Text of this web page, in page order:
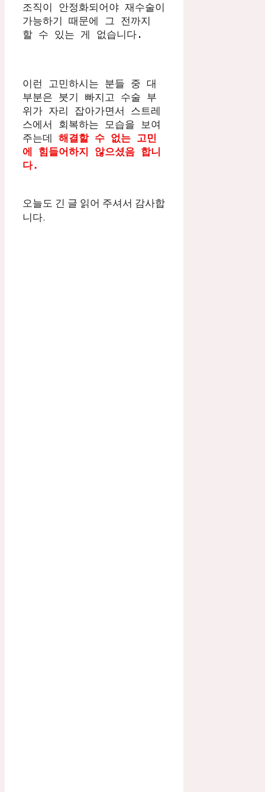
조직이 안정화되어야 재수술이
가능하기 때문에 그 전까지
할 수 있는 게 없습니다.
이런 고민하시는 분들 중 대
부분은 붓기 빠지고 수술 부
위가 자리 잡아가면서 스트레
스에서 회복하는 모습을 보여
주는데 해결할 수 없는 고민
에 힘들어하지 않으셨음 합니
다.
오늘도 긴 글 읽어 주셔서 감사합
니다.